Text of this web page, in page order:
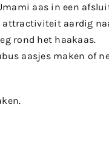
aas in een
attractiviteit aardig
rond het haakaas.
aasjes maken of